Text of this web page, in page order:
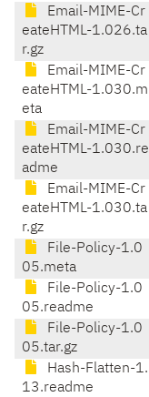
Email-MIME-Cr
eateHTML-1.026.ta
r.gz
Email-MIME-Cr
eateHTML-1.030.m
eta
Email-MIME-Cr
eateHTML-1.030.re
adme
Email-MIME-Cr
eateHTML-1.030.ta
r.gz
File-Policy-1.0
05.meta
File-Policy-1.0
05.readme
File-Policy-1.0
05.tar.gz
Hash-Flatten-1.
13.readme